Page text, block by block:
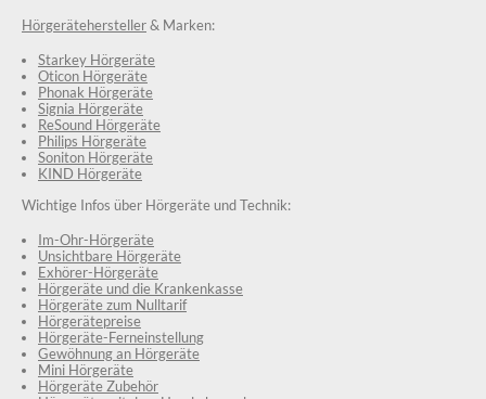
Hörgerätehersteller& Marken:
Starkey Hörgeräte
Oticon Hörgeräte
Phonak Hörgeräte
Signia Hörgeräte
ReSound Hörgeräte
Philips Hörgeräte
Soniton Hörgeräte
KIND Hörgeräte
Wichtige Infos über Hörgeräte und Technik:
Im-Ohr-Hörgeräte
Unsichtbare Hörgeräte
Exhörer-Hörgeräte
Hörgeräte und die Krankenkasse
Hörgeräte zum Nulltarif
Hörgerätepreise
Hörgeräte-Ferneinstellung
Gewöhnung an Hörgeräte
Mini Hörgeräte
Hörgeräte Zubehör